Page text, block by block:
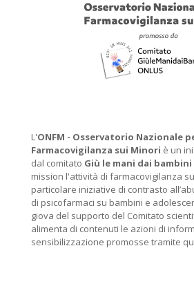
L'ONFM - Osservatorio Nazionale
Farmacovigilanza sui Minori è un
dal comitato Giù le mani dai bambini
mission l'attività di farmacovigilanza
particolare iniziative di contrasto
di psicofarmaci su bambini e
giova del supporto del Comitato
alimenta di contenuti le azioni di
sensibilizzazione promosse tramite